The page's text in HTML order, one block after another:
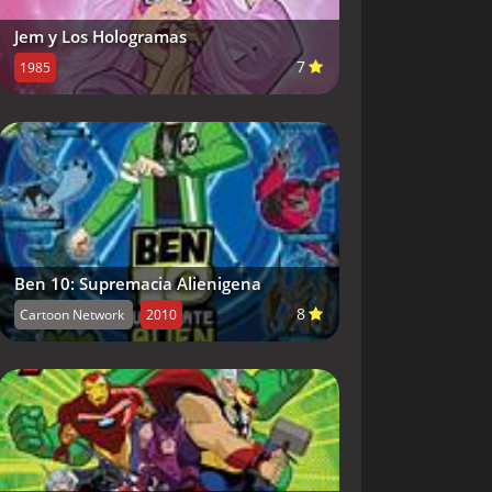
Jem y Los Hologramas
1985 7
Ben 10: Supremacia Alienigena
Cartoon Network 2010 8